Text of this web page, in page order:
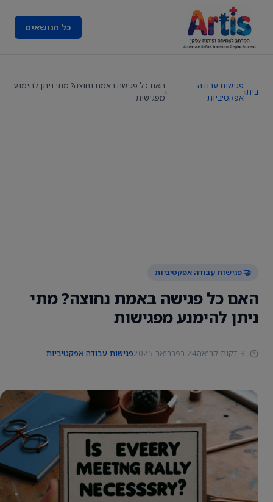
כל הנושאים
בית›
פגישות עבודה
אפקטיביות
›
האם כל פגישה באמת נחוצה? מתי ניתן להימנע
מפגישות
🤝 פגישות עבודה אפקטיביות
האם כל פגישה באמת נחוצה? מתי
ניתן להימנע מפגישות
24 בפברואר 2025 פגישות עבודה אפקטיביות